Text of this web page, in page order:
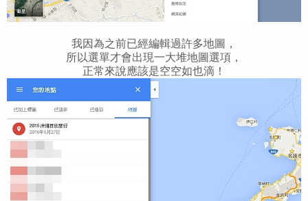
我因為之前已經編輯過許多地圖，
所以選單才會出現一大堆地圖選項，
正常來說應該是空空如也滴！